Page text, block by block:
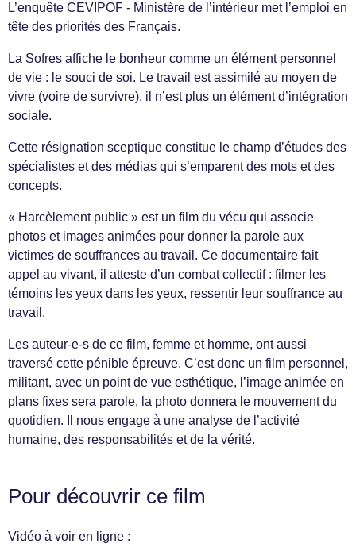
L’enquête CEVIPOF - Ministère de l’intérieur met l’emploi en
tête des priorités des Français.
La Sofres affiche le bonheur comme un élément personnel
de vie : le souci de soi. Le travail est assimilé au moyen de
vivre (voire de survivre), il n’est plus un élément d’intégration
sociale.
Cette résignation sceptique constitue le champ d’études des
spécialistes et des médias qui s’emparent des mots et des
concepts.
« Harcèlement public » est un film du vécu qui associe
photos et images animées pour donner la parole aux
victimes de souffrances au travail. Ce documentaire fait
appel au vivant, il atteste d’un combat collectif : filmer les
témoins les yeux dans les yeux, ressentir leur souffrance au
travail.
Les auteur-e-s de ce film, femme et homme, ont aussi
traversé cette pénible épreuve. C’est donc un film personnel,
militant, avec un point de vue esthétique, l’image animée en
plans fixes sera parole, la photo donnera le mouvement du
quotidien. Il nous engage à une analyse de l’activité
humaine, des responsabilités et de la vérité.
Pour découvrir ce film
Vidéo à voir en ligne :